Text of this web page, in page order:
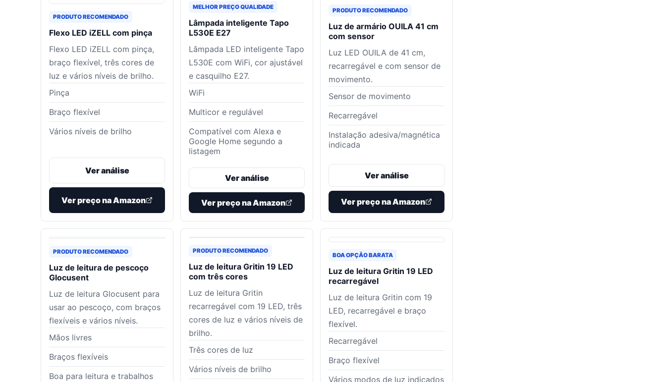
PRODUTO RECOMENDADO
Flexo LED iZELL com pinça
Flexo LED iZELL com pinça,
braço flexível, três cores de
luz e vários níveis de brilho.
Pinça
Braço flexível
Vários níveis de brilho
Ver análise
Ver preço na Amazon
MELHOR PREÇO QUALIDADE
Lâmpada inteligente Tapo
L530E E27
Lâmpada LED inteligente Tapo
L530E com WiFi, cor ajustável
e casquilho E27.
WiFi
Multicor e regulável
Compatível com Alexa e
Google Home segundo a
listagem
Ver análise
Ver preço na Amazon
PRODUTO RECOMENDADO
Luz de armário OUILA 41 cm
com sensor
Luz LED OUILA de 41 cm,
recarregável e com sensor de
movimento.
Sensor de movimento
Recarregável
Instalação adesiva/magnética
indicada
Ver análise
Ver preço na Amazon
PRODUTO RECOMENDADO
Luz de leitura de pescoço
Glocusent
Luz de leitura Glocusent para
usar ao pescoço, com braços
flexíveis e vários níveis.
Mãos livres
Braços flexíveis
Boa para leitura e trabalhos
PRODUTO RECOMENDADO
Luz de leitura Gritin 19 LED
com três cores
Luz de leitura Gritin
recarregável com 19 LED, três
cores de luz e vários níveis de
brilho.
Três cores de luz
Vários níveis de brilho
BOA OPÇÃO BARATA
Luz de leitura Gritin 19 LED
recarregável
Luz de leitura Gritin com 19
LED, recarregável e braço
flexível.
Recarregável
Braço flexível
Vários modos de luz indicados